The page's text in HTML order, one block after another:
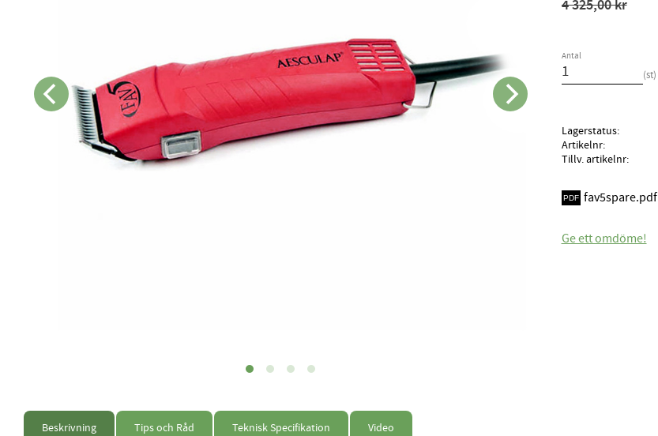
Ordinarie pris:
4 325,00kr
Antal
st
Lagerstatus
Artikelnr
Tillv. artikelnr
fav5spare.pdf
Ge ett omdöme!
Beskrivning Tips och Råd Teknisk Specifikation Video